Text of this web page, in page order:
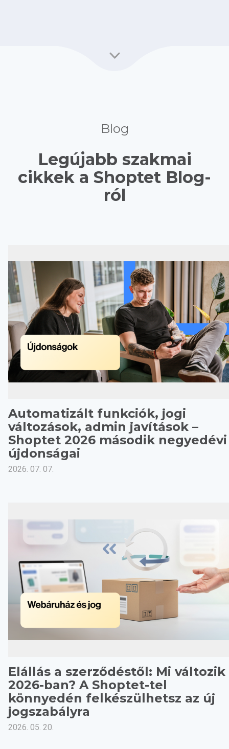
Blog
Legújabb szakmai
cikkek a Shoptet Blog-
ról
Automatizált funkciók, jogi
változások, admin javítások –
Shoptet 2026 második negyedévi
újdonságai
2026. 07. 07.
Elállás a szerződéstől: Mi változik
2026-ban? A Shoptet-tel
könnyedén felkészülhetsz az új
jogszabályra
2026. 05. 20.